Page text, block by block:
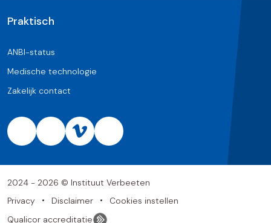
Praktisch
ANBI-status
Medische technologie
Zakelijk contact
2024 - 2026 © Instituut Verbeeten
Privacy
Disclaimer
Cookies instellen
Qualicor accreditatie